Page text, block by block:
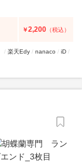
￥2,200 （税込）
楽天Edy nanaco
iD